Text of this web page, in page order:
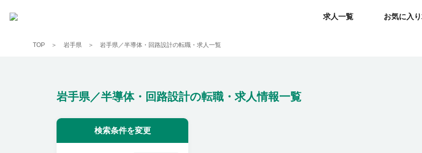
求人一覧 お気に入
求人一覧 お気に入
TOP 岩手県 岩手県／半導体・回路設計の転職・求人一覧
岩手県／半導体・回路設計の転職・求人情報一覧
検索条件を変更